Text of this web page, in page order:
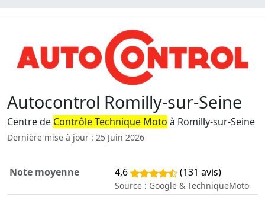
Autocontrol Romilly-sur-Seine
Centre de Contrôle Technique Moto à Romilly-sur-Seine
Dernière mise à jour : 25 Juin 2026
Note moyenne 4,6 (131 avis)
Source : Google & TechniqueMoto